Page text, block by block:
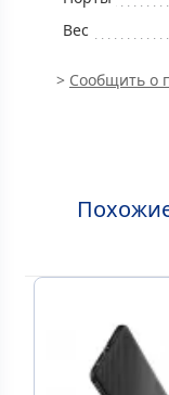
Вес
> Сообщить о